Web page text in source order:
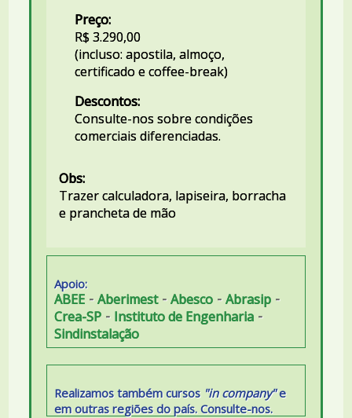
Preço:
R$ 3.290,00
(incluso: apostila, almoço,
certificado e coffee-break)
Descontos:
Consulte-nos sobre condições
comerciais diferenciadas.
Obs:
Trazer calculadora, lapiseira, borracha
e prancheta de mão
Apoio:
ABEE -Aberimest-Abesco -Abrasip -
Crea-SP - Instituto de Engenharia -
Sindinstalação
Realizamos também cursos "in company"e
em outras regiões do país. Consulte-nos.